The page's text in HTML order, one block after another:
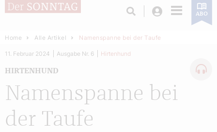
Login ABO
Home Alle Artikel Namenspanne bei der Taufe
Namenspanne bei
der Taufe
HIRTENHUND
11. Februar 2024 Ausgabe Nr. 6 Hirtenhund